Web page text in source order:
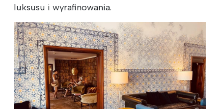
luksusu i wyrafinowania.